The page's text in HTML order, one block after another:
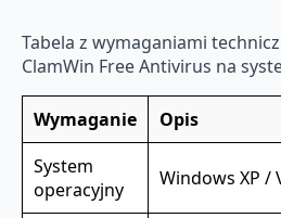
Tabela z wymaganiami
ClamWin Free Antivirus na
Wymaganie
Opis
System
operacyjny
Windows XP /